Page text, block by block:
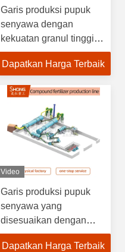
Garis produksi pupuk
senyawa dengan
kekuatan granul tinggi
dengan kapasitas
khusus untuk granul
Dapatkan Harga Terbaik
Video
Garis produksi pupuk
senyawa yang
disesuaikan dengan
kandungan nutrisi tinggi
≥90% dan ukuran granul
Dapatkan Harga Terbaik